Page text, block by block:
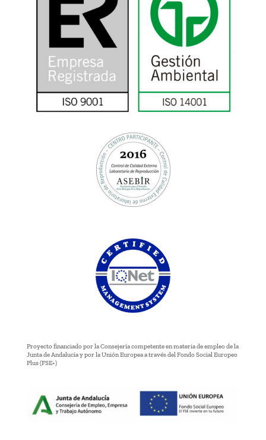
Proyecto financiado por la Consejería competente en materia de empleo de la
Junta de Andalucía y por la Unión Europea a través del Fondo Social Europeo
Plus (FSE+)